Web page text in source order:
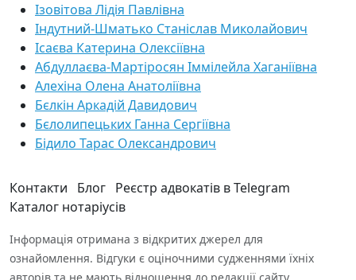
Ізовітова Лідія Павлівна
Індутний-Шматько Станіслав Миколайович
Ісаєва Катерина Олексіївна
Абдуллаєва-Мартіросян Іммілейла Хаганіївна
Алехіна Олена Анатоліївна
Бєлкін Аркадій Давидович
Бєлолипецьких Ганна Сергіївна
Бідило Тарас Олександрович
Контакти Блог Реєстр адвокатів в Telegram
Каталог нотаріусів
Інформація отримана з відкритих джерел для
ознайомлення. Відгуки є оціночними судженнями їхніх